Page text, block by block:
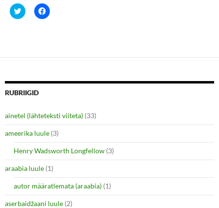
C
l
h
e
o
n
t
t
e
r
(
O
p
e
n
n
n
C
l
h
e
o
e
b
o
o
k
(
O
p
e
n
i
n
n
RUBRIIGID
ainetel (lähteteksti viiteta) (33)
ameerika luule (3)
Henry Wadsworth Longfellow (3)
araabia luule (1)
autor määratlemata (araabia) (1)
aserbaidžaani luule (2)